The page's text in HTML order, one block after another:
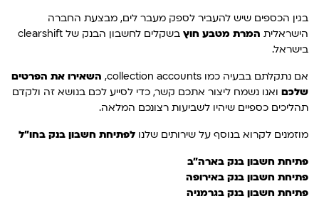
בגין הכספים שיש להעביר לספק מעבר לים, מבצעת החברה
הישראלית המרת מטבע חוץ
בשקלים לחשבון הבנק של clearshift
בישראל.
אם נתקלתם בבעיה כמו collection accounts,
השאירו את הפרטים
שלכם ואנו נשמח ליצור אתכם קשר, כדי לסייע לכם בנושא זה ולקדם
תהליכים כספיים שיהיו לשביעות רצונכם המלאה.
מוזמנים לקרוא בנוסף על שירותים שלנו לפתיחת חשבון בנק בחו"ל
פתיחת חשבון בנק בארה"ב
פתיחת חשבון בנק באירופה
פתיחת חשבון בנק בגרמניה